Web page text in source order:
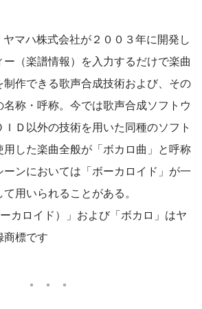
マハ株式会社が２００３年に開発し
（楽譜情報）を入力するだけで楽曲
作できる歌声合成技術および、その
称・呼称。今では歌声合成ソフトウ
Ｄ以外の技術を用いた同種のソフト
用した楽曲全般が「ボカロ曲」と呼称
ンにおいては「ボーカロイド」が一
用いられることがある。
カロイド）」および「ボカロ」はヤ
商標です